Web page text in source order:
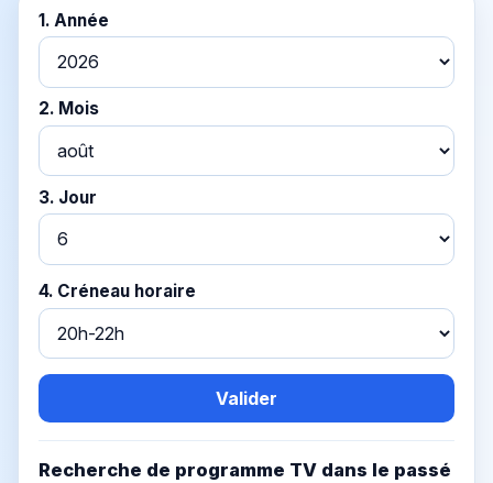
1. Année
2. Mois
3. Jour
4. Créneau horaire
Valider
Recherche de programme TV dans le passé